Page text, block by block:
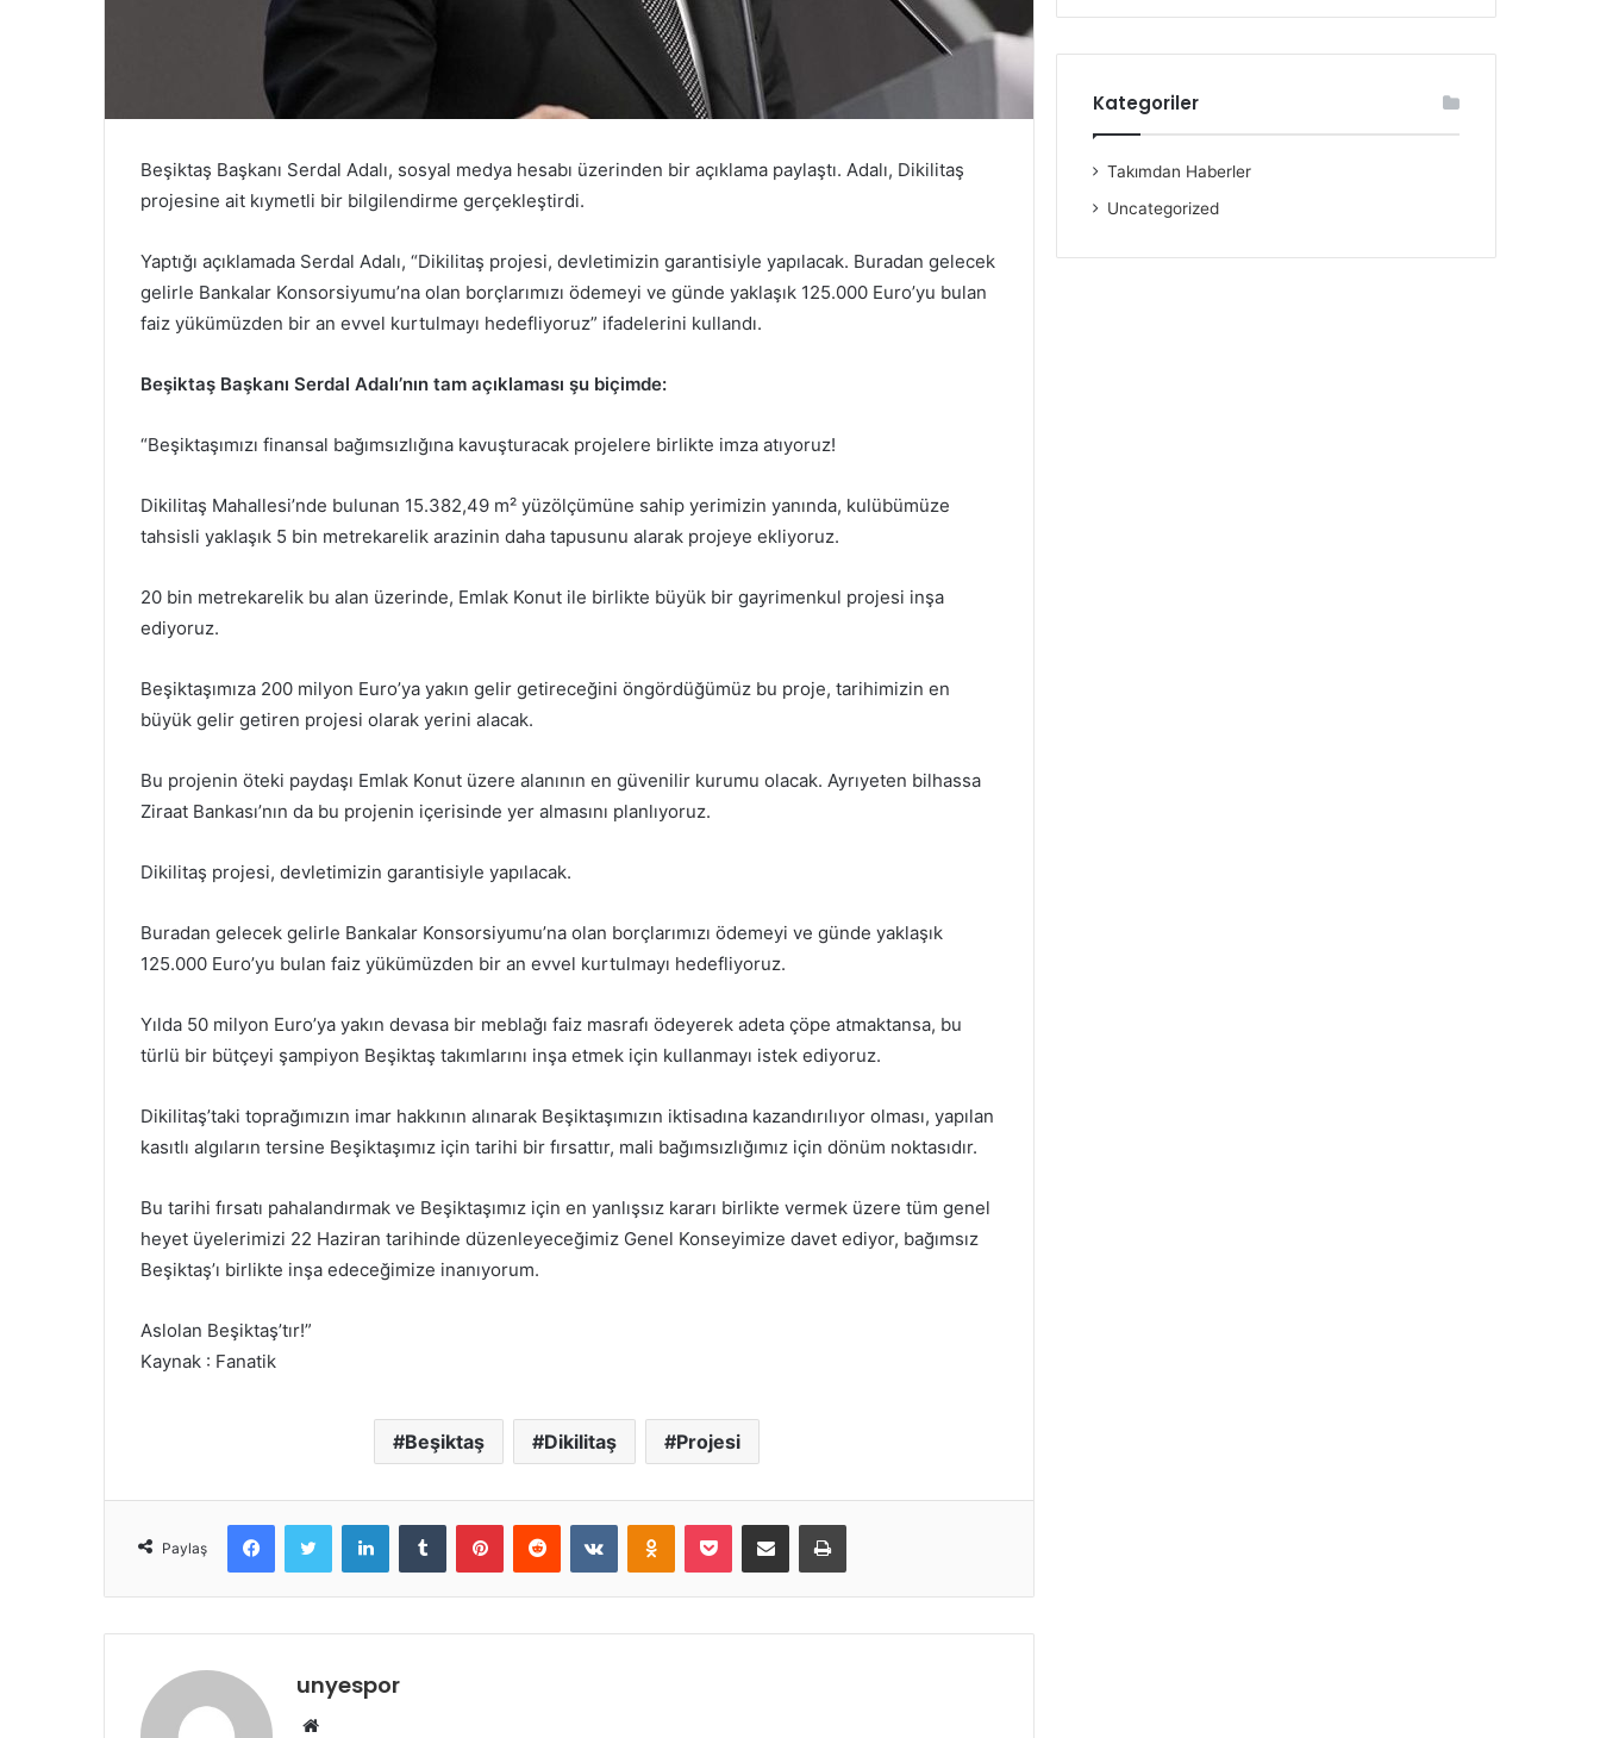
Beşiktaş Başkanı Serdal Adalı, sosyal medya hesabı üzerinden bir açıklama paylaştı. Adalı, Dikilitaş
projesine ait kıymetli bir bilgilendirme gerçekleştirdi.
Yaptığı açıklamada Serdal Adalı, “Dikilitaş projesi, devletimizin garantisiyle yapılacak. Buradan gelecek
gelirle Bankalar Konsorsiyumu’na olan borçlarımızı ödemeyi ve günde yaklaşık 125.000 Euro’yu bulan
faiz yükümüzden bir an evvel kurtulmayı hedefliyoruz” ifadelerini kullandı.
Beşiktaş Başkanı Serdal Adalı’nın tam açıklaması şu biçimde:
“Beşiktaşımızı finansal bağımsızlığına kavuşturacak projelere birlikte imza atıyoruz!
Dikilitaş Mahallesi’nde bulunan 15.382,49 m² yüzölçümüne sahip yerimizin yanında, kulübümüze
tahsisli yaklaşık 5 bin metrekarelik arazinin daha tapusunu alarak projeye ekliyoruz.
20 bin metrekarelik bu alan üzerinde, Emlak Konut ile birlikte büyük bir gayrimenkul projesi inşa
ediyoruz.
Beşiktaşımıza 200 milyon Euro’ya yakın gelir getireceğini öngördüğümüz bu proje, tarihimizin en
büyük gelir getiren projesi olarak yerini alacak.
Bu projenin öteki paydaşı Emlak Konut üzere alanının en güvenilir kurumu olacak. Ayrıyeten bilhassa
Ziraat Bankası’nın da bu projenin içerisinde yer almasını planlıyoruz.
Dikilitaş projesi, devletimizin garantisiyle yapılacak.
Buradan gelecek gelirle Bankalar Konsorsiyumu’na olan borçlarımızı ödemeyi ve günde yaklaşık
125.000 Euro’yu bulan faiz yükümüzden bir an evvel kurtulmayı hedefliyoruz.
Yılda 50 milyon Euro’ya yakın devasa bir meblağı faiz masrafı ödeyerek adeta çöpe atmaktansa, bu
türlü bir bütçeyi şampiyon Beşiktaş takımlarını inşa etmek için kullanmayı istek ediyoruz.
Dikilitaş’taki toprağımızın imar hakkının alınarak Beşiktaşımızın iktisadına kazandırılıyor olması, yapılan
kasıtlı algıların tersine Beşiktaşımız için tarihi bir fırsattır, mali bağımsızlığımız için dönüm noktasıdır.
Bu tarihi fırsatı pahalandırmak ve Beşiktaşımız için en yanlışsız kararı birlikte vermek üzere tüm genel
heyet üyelerimizi 22 Haziran tarihinde düzenleyeceğimiz Genel Konseyimize davet ediyor, bağımsız
Beşiktaş’ı birlikte inşa edeceğimize inanıyorum.
Aslolan Beşiktaş’tır!”
Kaynak : Fanatik
Beşiktaş Dikilitaş Projesi
Paylaş
FacebookTwitter LinkedInTumblr PinterestReddit VKontakteOdnoklassniki
Pocket E-Posta ile paylaş Yazdır
unyespor
Web
Kategoriler
Takımdan Haberler
Uncategorized